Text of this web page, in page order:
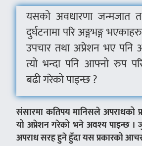
यसको अवधारणा जन्मजात
दुर्घटनामा परि अङ्गभङ्ग
उपचार तथा अप्रेशन भए पनि
त्यो भन्दा पनि आफ्नो रुप
बढी गरेको पाइन्छ ?
संसारमा कतिपय मानिसले अपराधको
यो अप्रेशन गरेको भने अवश्य पाइन्छ ।
अपराध सरह हुने हुँदा यस प्रकारको